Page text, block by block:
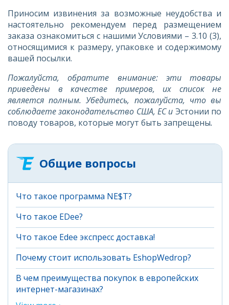
Приносим извинения за возможные неудобства и
настоятельно рекомендуем перед размещением
заказа ознакомиться с нашими Условиями – 3.10 (3),
относящимися к размеру, упаковке и содержимому
вашей посылки.
Пожалуйста, обратите внимание: эти товары
приведены в качестве примеров, их список не
является полным. Убедитесь, пожалуйста, что вы
соблюдаете законодательство США, ЕС и Эстонии по
поводу товаров, которые могут быть запрещены.
Общие вопросы
Что такое программа NE$T?
Что такое EDee?
Что такое Edee экспресс доставка!
Почему стоит использовать EshopWedrop?
В чем преимущества покупок в европейских
интернет-магазинах?